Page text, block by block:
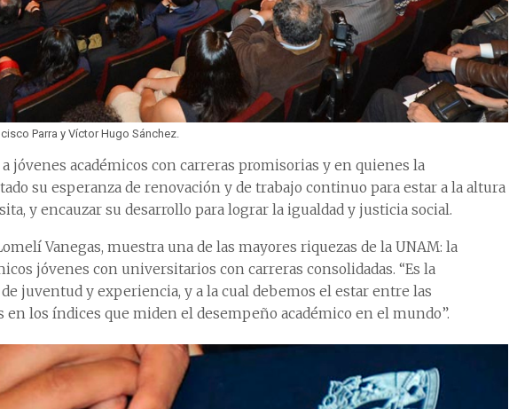
Parra y Víctor Hugo Sánchez.
jóvenes académicos con carreras promisorias y en quienes la
su esperanza de renovación y de trabajo continuo para estar a la altura
y encauzar su desarrollo para lograr la igualdad y justicia social.
Vanegas, muestra una de las mayores riquezas de la UNAM: la
jóvenes con universitarios con carreras consolidadas. “Es la
juventud y experiencia, y a la cual debemos el estar entre las
los índices que miden el desempeño académico en el mundo”.